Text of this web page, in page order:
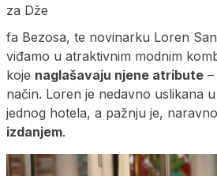
za Dže
fa Bezosa, te novinarku Loren
viđamo u atraktivnim modnim
koje naglašavaju njene atribute
način. Loren je nedavno uslikana
jednog hotela, a pažnju je,
izdanjem.